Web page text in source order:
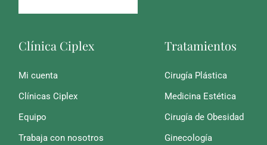
Clínica Ciplex
Mi cuenta
Clínicas Ciplex
Equipo
Trabaja con nosotros
Tratamientos
Cirugía Plástica
Medicina Estética
Cirugía de Obesidad
Ginecología